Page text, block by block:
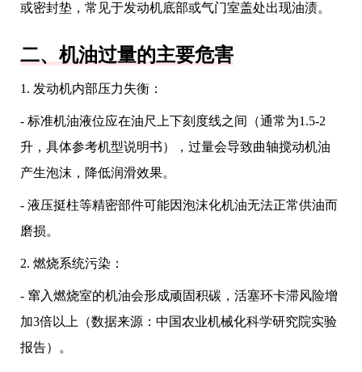
或密封垫，常见于发动机底部或气门室盖处出现油渍。
二、机油过量的主要危害
1. 发动机内部压力失衡：
- 标准机油液位应在油尺上下刻度线之间（通常为1.5-2
升，具体参考机型说明书），过量会导致曲轴搅动机油
产生泡沫，降低润滑效果。
- 液压挺柱等精密部件可能因泡沫化机油无法正常供油而
磨损。
2. 燃烧系统污染：
- 窜入燃烧室的机油会形成顽固积碳，活塞环卡滞风险增
加3倍以上（数据来源：中国农业机械化科学研究院实验
报告）。